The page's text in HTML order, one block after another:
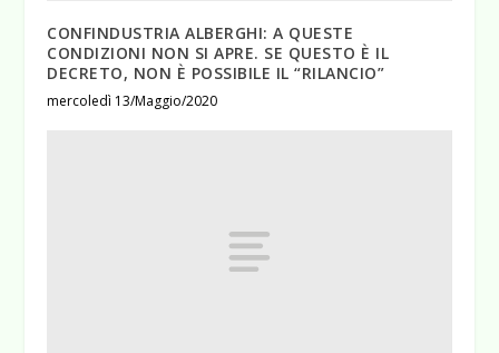
CONFINDUSTRIA ALBERGHI: A QUESTE
CONDIZIONI NON SI APRE. SE QUESTO È IL
DECRETO, NON È POSSIBILE IL “RILANCIO”
mercoledì 13/Maggio/2020